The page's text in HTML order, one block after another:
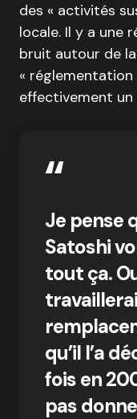
des « activités
locale. Il y a une
bruit autour de la
« réglementation
effectivement un
Je pense
Satoshi
tout ça.
qu’il l’a
fois en
pas